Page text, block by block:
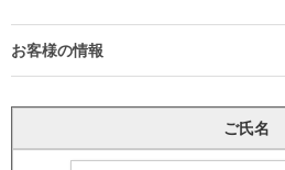
お客様の情報
ご氏名